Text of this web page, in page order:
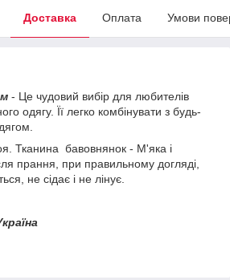
Доставка Оплата Умови
- Це чудовий вибір для любителів
одягу. Її легко комбінувати з будь-
Тканина бавовнянок - М'яка і
прання, при правильному догляді,
не сідає і не лінує.